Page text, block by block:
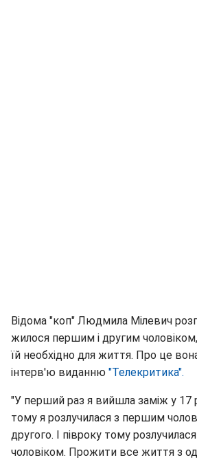
Відома "коп" Людмила Мілевич
жилося першим і другим
їй необхідно для життя. Про це
інтерв'ю виданню "Телекритика".
"У перший раз я вийшла заміж у 17
тому я розлучилася з першим
другого. І півроку тому
чоловіком. Прожити все життя з